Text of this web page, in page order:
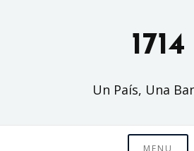
1714
Un País, Una